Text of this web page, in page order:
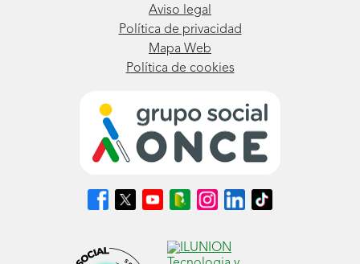
Aviso legal
Política de privacidad
Mapa Web
Política de cookies
Síguenos
en
abrirá
Síguenos
en
abrirá
Síguenos
en
abrirá
Síguenos
en
Blog
ONCE
Síguenos
en
(se
abrirá
Síguenos
en
(se
abrirá
Síguenos
en